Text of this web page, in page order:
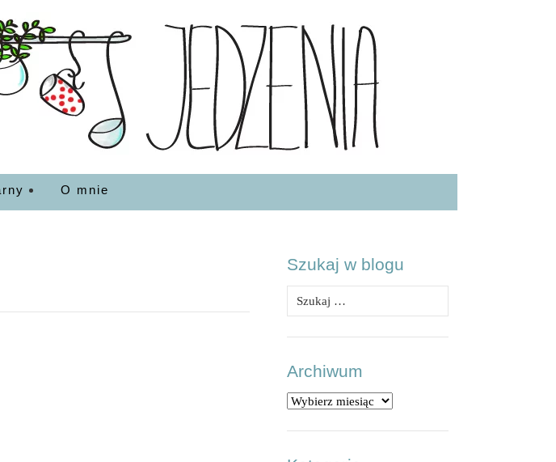
O mnie
Szukaj w blogu
Archiwum
Archiwum